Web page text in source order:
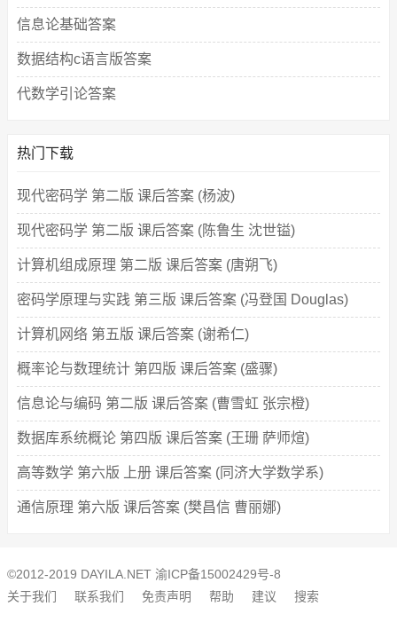
信息论基础答案
数据结构c语言版答案
代数学引论答案
热门下载
现代密码学 第二版 课后答案 (杨波)
现代密码学 第二版 课后答案 (陈鲁生 沈世镒)
计算机组成原理 第二版 课后答案 (唐朔飞)
密码学原理与实践 第三版 课后答案 (冯登国 Douglas)
计算机网络 第五版 课后答案 (谢希仁)
概率论与数理统计 第四版 课后答案 (盛骤)
信息论与编码 第二版 课后答案 (曹雪虹 张宗橙)
数据库系统概论 第四版 课后答案 (王珊 萨师煊)
高等数学 第六版 上册 课后答案 (同济大学数学系)
通信原理 第六版 课后答案 (樊昌信 曹丽娜)
©2012-2019 DAYILA.NET 渝ICP备15002429号-8
关于我们
联系我们 免责声明 帮助 建议 搜索